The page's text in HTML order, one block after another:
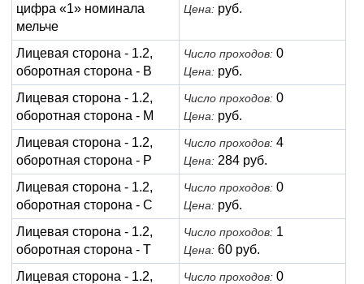
цифра «1» номинала
мельче
Цена: руб.
Лицевая сторона - 1.2,
оборотная сторона - В
Число проходов: 0
Цена: руб.
Лицевая сторона - 1.2,
оборотная сторона - М
Число проходов: 0
Цена: руб.
Лицевая сторона - 1.2,
оборотная сторона - Р
Число проходов: 4
Цена: 284 руб.
Лицевая сторона - 1.2,
оборотная сторона - С
Число проходов: 0
Цена: руб.
Лицевая сторона - 1.2,
оборотная сторона - Т
Число проходов: 1
Цена: 60 руб.
Лицевая сторона - 1.2,
Число проходов: 0